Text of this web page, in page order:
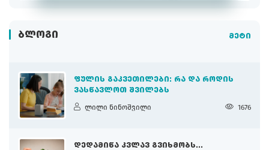
ᲑᲚᲝᲒᲘ მეტი
ᲤᲣᲚᲘᲡ ᲒᲐᲙᲕᲔᲗᲘᲚᲔᲑᲘ: ᲠᲐ ᲓᲐ ᲠᲝᲓᲘᲡ
ᲕᲐᲡᲬᲐᲕᲚᲝᲗ ᲨᲕᲘᲚᲔᲑᲡ
ლილი ნინოშვილი 1676
ᲓᲔᲓᲐᲛᲘᲬᲐ ᲙᲕᲚᲐᲕ ᲒᲕᲘᲮᲛᲝᲑᲡ...